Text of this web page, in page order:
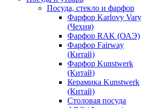
Посуда, стекло и фарфор
Фарфор Karlovy Vary
(Чехия)
Фарфор RAK (ОАЭ)
Фарфор Fairway
(Китай)
Фарфор Kunstwerk
(Китай)
Керамика Kunstwerk
(Китай)
Столовая посуда